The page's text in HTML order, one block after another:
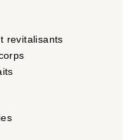
revitalisants